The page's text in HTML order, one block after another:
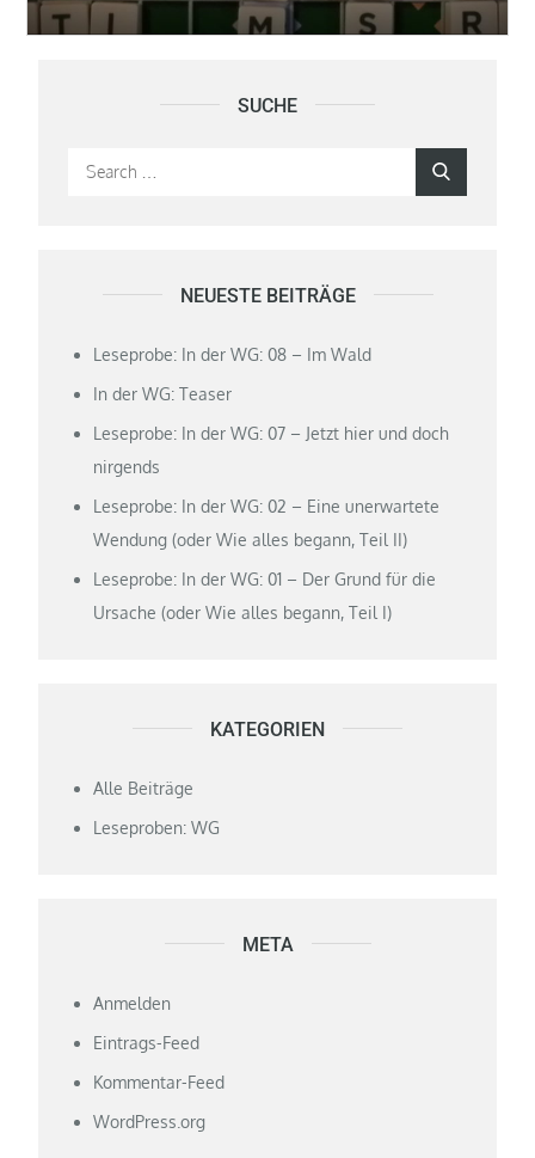
SUCHE
Search
NEUESTE BEITRÄGE
Leseprobe: In der WG: 08 – Im Wald
In der WG: Teaser
Leseprobe: In der WG: 07 – Jetzt hier und doch
nirgends
Leseprobe: In der WG: 02 – Eine unerwartete
Wendung (oder Wie alles begann, Teil II)
Leseprobe: In der WG: 01 – Der Grund für die
Ursache (oder Wie alles begann, Teil I)
KATEGORIEN
Alle Beiträge
Leseproben: WG
META
Anmelden
Eintrags-Feed
Kommentar-Feed
WordPress.org